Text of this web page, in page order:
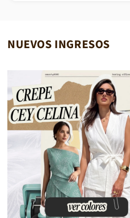
ALFOMBRA TAPIZMEL
ANTISOLAR ANKARA
NUEVOS INGRESOS
CREPE CEY